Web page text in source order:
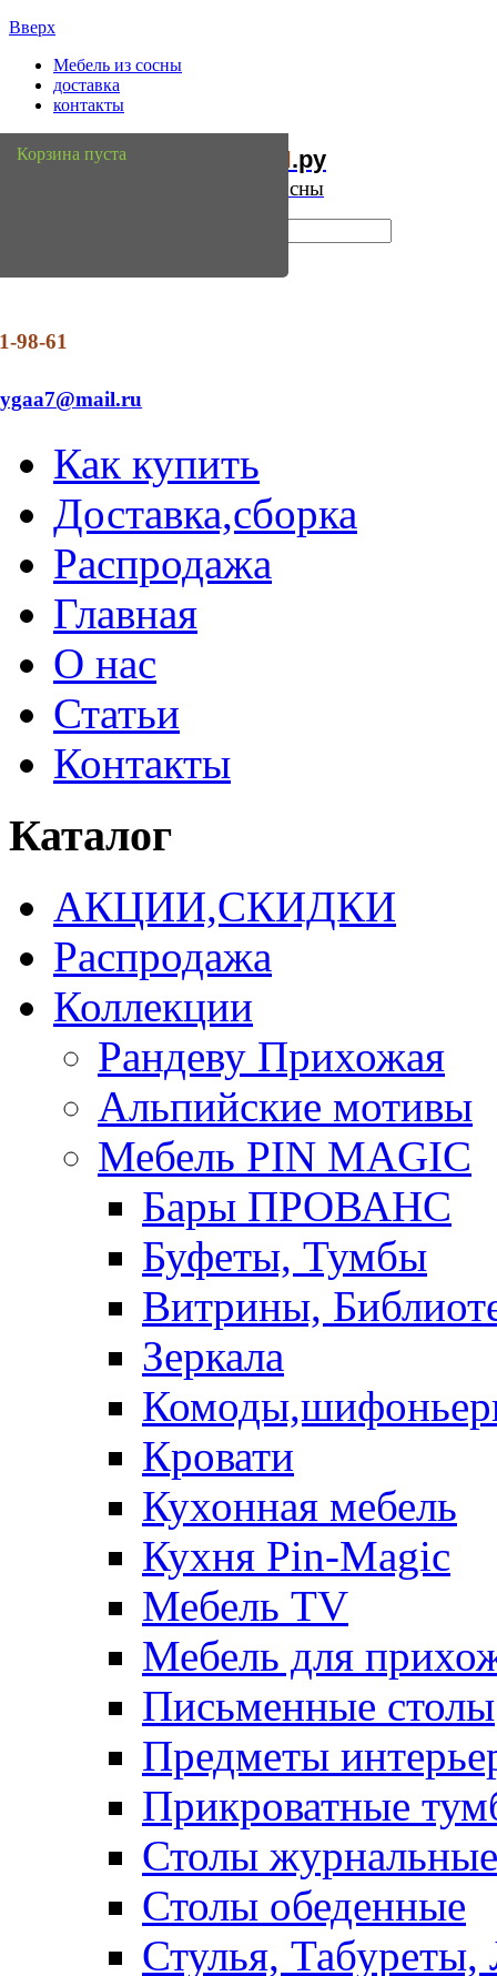
Вверх
Мебель из сосны
доставка
контакты
Мебель Сосны.ру
Интернет магазин мебели из сосны
98-61
Как купить
Доставка,сборка
Распродажа
Главная
О нас
Статьи
Контакты
Корзина пуста
Каталог
АКЦИИ,СКИДКИ
Распродажа
Коллекции
Рандеву Прихожая
Альпийские мотивы
Мебель PIN MAGIС
Бары ПРОВАНС
Буфеты, Тумбы
Витрины,
Зеркала
Кровати
Кухонная мебель
Кухня Pin-Magic
Мебель TV
Мебель для
Письменные столы
Предметы
Прикроватные
Столы журнальные
Столы обеденные
Стулья, Табуреты,